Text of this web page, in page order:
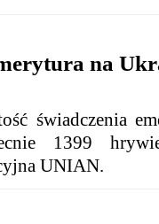
na
świadczenia
1399
UNIAN.